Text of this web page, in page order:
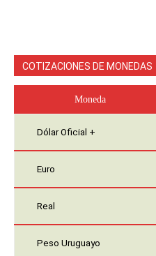
COTIZACIONES DE MONEDAS
Moneda
Dólar Oficial +
Euro
Real
Peso Uruguayo